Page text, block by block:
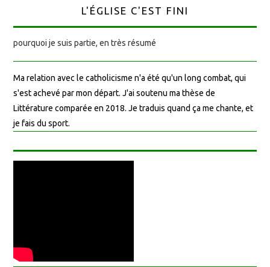
L'ÉGLISE C'EST FINI
pourquoi je suis partie, en très résumé
Ma relation avec le catholicisme n'a été qu'un long combat, qui
s'est achevé par mon départ. J'ai soutenu ma thèse de
Littérature comparée en 2018. Je traduis quand ça me chante, et
je fais du sport.